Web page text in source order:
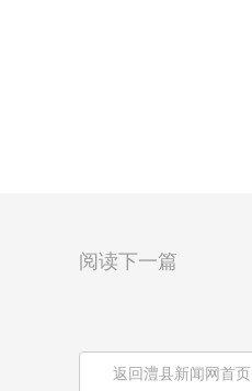
阅读下一篇
返回澧县新闻网首页